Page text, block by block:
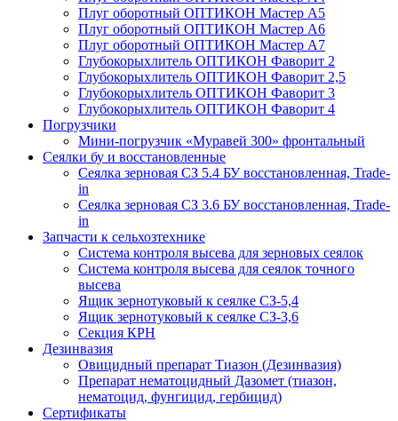
Плуг оборотный ОПТИКОН Мастер А5
Плуг оборотный ОПТИКОН Мастер А6
Плуг оборотный ОПТИКОН Мастер А7
Глубокорыхлитель ОПТИКОН Фаворит 2
Глубокорыхлитель ОПТИКОН Фаворит 2,5
Глубокорыхлитель ОПТИКОН Фаворит 3
Глубокорыхлитель ОПТИКОН Фаворит 4
Погрузчики
Мини-погрузчик «Муравей 300» фронтальный
Сеялки бу и восстановленные
Сеялка зерновая СЗ 5.4 БУ восстановленная, Trade-
in
Сеялка зерновая СЗ 3.6 БУ восстановленная, Trade-
in
Запчасти к сельхозтехнике
Система контроля высева для зерновых сеялок
Система контроля высева для сеялок точного
высева
Ящик зернотуковый к сеялке СЗ-5,4
Ящик зернотуковый к сеялке СЗ-3,6
Секция КРН
Дезинвазия
Овицидный препарат Тиазон (Дезинвазия)
Препарат нематоцидный Дазомет (тиазон,
нематоцид, фунгицид, гербицид)
Сертификаты